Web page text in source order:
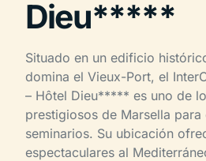
Dieu*****
Situado en un edificio
domina el Vieux-Port, el
– Hôtel Dieu***** es uno de
prestigiosos de Marsella para
seminarios. Su ubicación
espectaculares al